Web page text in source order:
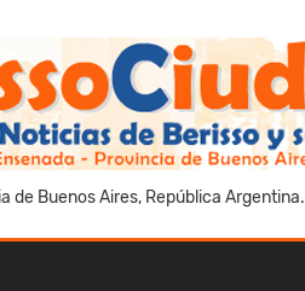
de Buenos Aires, República Argentina.